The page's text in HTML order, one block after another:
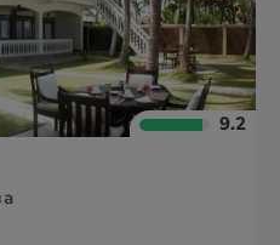
9.2